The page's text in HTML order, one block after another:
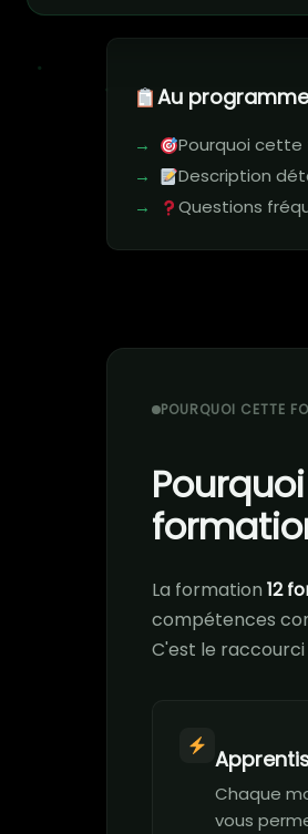
Au
Pourquoi cette
Description
Questions
POURQUOI CETTE
La formation 12
compétences
C'est le
Chaque
vous